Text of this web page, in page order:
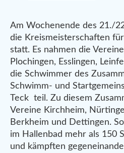
Am Wochenende des 21./
die Kreismeisterschaften
statt. Es nahmen die
Plochingen, Esslingen,
die Schwimmer des
Schwimm- und
Teck teil. Zu diesem
Vereine Kirchheim,
Berkheim und Dettingen.
im Hallenbad mehr als 150
und kämpften